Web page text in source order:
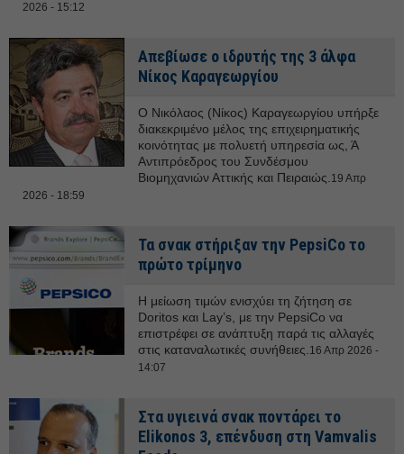
2026 - 15:12
Απεβίωσε ο ιδρυτής της 3 άλφα
Νίκος Καραγεωργίου
Ο Νικόλαος (Νίκος) Καραγεωργίου υπήρξε
διακεκριμένο μέλος της επιχειρηματικής
κοινότητας με πολυετή υπηρεσία ως, Ά
Αντιπρόεδρος του Συνδέσμου
Βιομηχανιών Αττικής και Πειραιώς. 19 Απρ
2026 - 18:59
Τα σνακ στήριξαν την PepsiCo το
πρώτο τρίμηνο
Η μείωση τιμών ενισχύει τη ζήτηση σε
Doritos και Lay’s, με την PepsiCo να
επιστρέφει σε ανάπτυξη παρά τις αλλαγές
στις καταναλωτικές συνήθειες. 16 Απρ 2026 -
14:07
Στα υγιεινά σνακ ποντάρει το
Elikonos 3, επένδυση στη Vamvalis